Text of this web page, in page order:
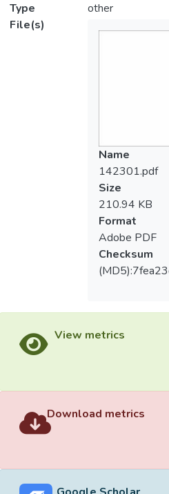
Type
other
File(s)
Name
142301.pdf
Size
210.94 KB
Format
Adobe PDF
Checksum
View metrics
Download metrics